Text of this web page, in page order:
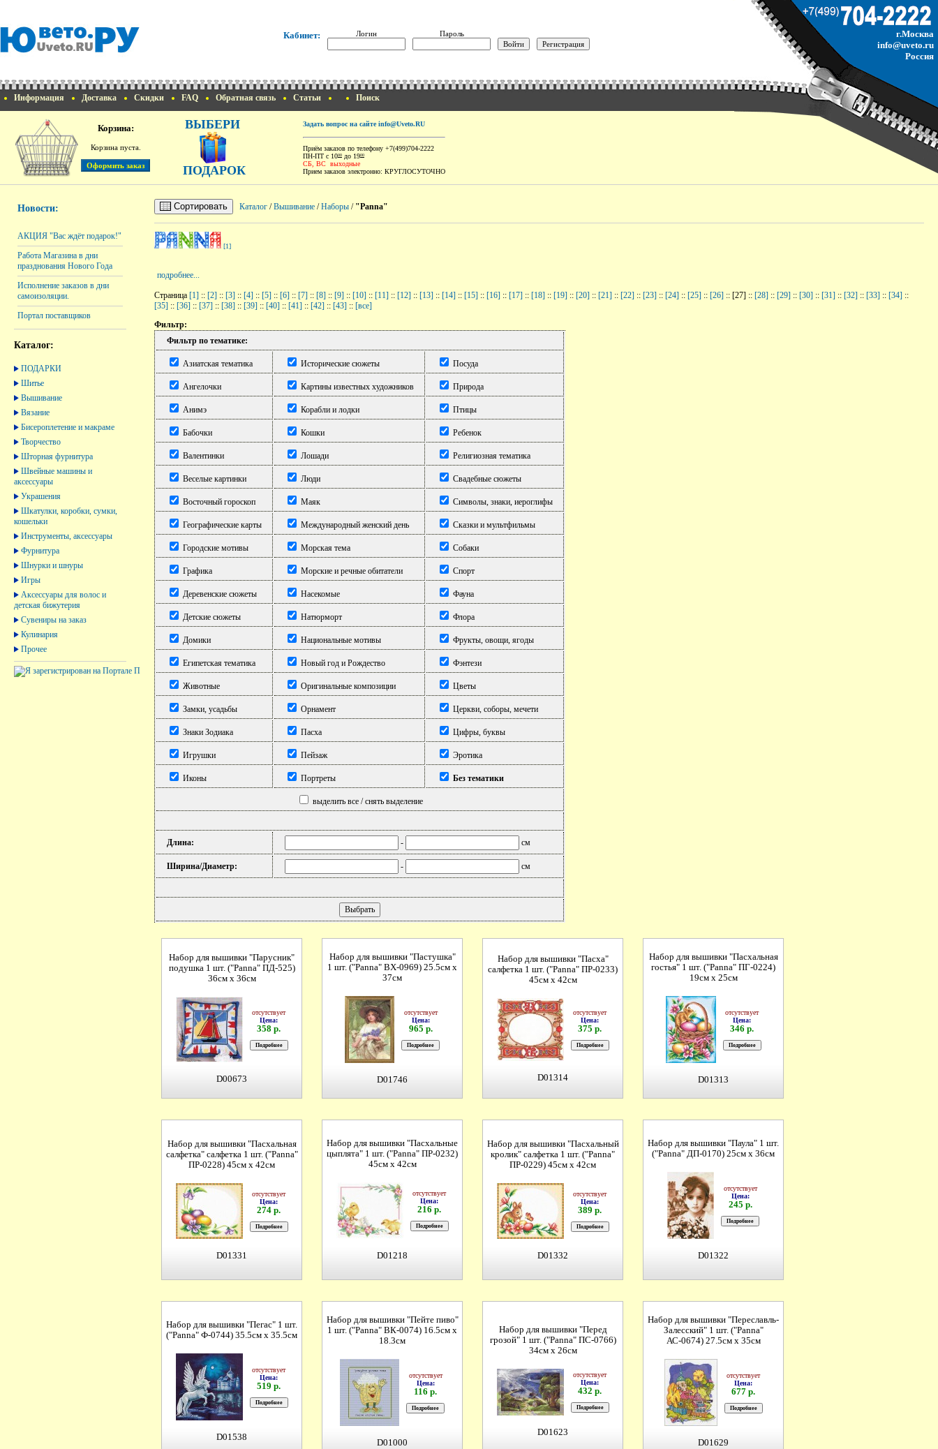
Кабинет: Логин Пароль
г.Москва
info@uveto.ru
Россия
Информация Доставка Скидки FAQ Обратная связь Статьи Поиск
Корзина:
Корзина пуста.
ВЫБЕРИ
ПОДАРОК
Задать вопрос на сайте info@Uveto.RU
Приём заказов по телефону +7(499)704-2222
ПН-ПТ с 1000 до 1900
СБ, ВС выходные
Прием заказов электронно: КРУГЛОСУТОЧНО
Новости:
АКЦИЯ "Вас ждёт подарок!"
Работа Магазина в дни
празднования Нового Года
Исполнение заказов в дни
самоизоляции.
Портал поставщиков
Каталог:
ПОДАРКИ
Шитье
Вышивание
Вязание
Бисероплетение и макраме
Творчество
Шторная фурнитура
Швейные машины и
аксессуары
Украшения
Шкатулки, коробки, сумки,
кошельки
Инструменты, аксессуары
Фурнитура
Шнурки и шнуры
Игры
Аксессуары для волос и
детская бижутерия
Сувениры на заказ
Кулинария
Прочее
Сортировать Каталог /Вышивание /Наборы / "Panna"
[1]
подробнее...
Страница [1] :: [2] :: [3] :: [4] :: [5] :: [6] :: [7] :: [8] :: [9] :: [10] :: [11] :: [12] :: [13] :: [14] :: [15] :: [16] :: [17] :: [18] :: [19] :: [20] :: [21] :: [22] :: [23] :: [24] :: [25] :: [26] :: [27] :: [28] :: [29] :: [30] :: [31] :: [32] :: [33] :: [34] ::
[35] :: [36] :: [37] :: [38] :: [39] :: [40] :: [41] :: [42] :: [43] :: [все]
Фильтр:
Фильтр по тематике:
Азиатская тематика Исторические сюжеты Посуда
Ангелочки Картины известных художников Природа
Анимэ Корабли и лодки Птицы
Бабочки Кошки Ребенок
Валентинки Лошади Религиозная тематика
Веселые картинки Люди Свадебные сюжеты
Восточный гороскоп Маяк Символы, знаки, иероглифы
Географические карты Международный женский день Сказки и мультфильмы
Городские мотивы Морская тема Собаки
Графика Морские и речные обитатели Спорт
Деревенские сюжеты Насекомые Фауна
Детские сюжеты Натюрморт Флора
Домики Национальные мотивы Фрукты, овощи, ягоды
Египетская тематика Новый год и Рождество Фэнтези
Животные Оригинальные композиции Цветы
Замки, усадьбы Орнамент Церкви, соборы, мечети
Знаки Зодиака Пасха Цифры, буквы
Игрушки Пейзаж Эротика
Иконы Портреты Без тематики
выделить все / снять выделение
Длина: - см
Ширина/Диаметр: - см
Набор для вышивки "Парусник"
подушка 1 шт. ("Panna" ПД-525)
36см х 36см
отсутствует
Цена:
358 р.
D00673
Набор для вышивки "Пастушка"
1 шт. ("Panna" ВХ-0969) 25.5см х
37см
отсутствует
Цена:
965 р.
D01746
Набор для вышивки "Пасха"
салфетка 1 шт. ("Panna" ПР-0233)
45см х 42см
отсутствует
Цена:
375 р.
D01314
Набор для вышивки "Пасхальная
гостья" 1 шт. ("Panna" ПГ-0224)
19см х 25см
отсутствует
Цена:
346 р.
D01313
Набор для вышивки "Пасхальная
салфетка" салфетка 1 шт. ("Panna"
ПР-0228) 45см х 42см
отсутствует
Цена:
274 р.
D01331
Набор для вышивки "Пасхальные
цыплята" 1 шт. ("Panna" ПР-0232)
45см х 42см
отсутствует
Цена:
216 р.
D01218
Набор для вышивки "Пасхальный
кролик" салфетка 1 шт. ("Panna"
ПР-0229) 45см х 42см
отсутствует
Цена:
389 р.
D01332
Набор для вышивки "Паула" 1 шт.
("Panna" ДП-0170) 25см х 36см
отсутствует
Цена:
245 р.
D01322
Набор для вышивки "Пегас" 1 шт.
("Panna" Ф-0744) 35.5см х 35.5см
отсутствует
Цена:
519 р.
D01538
Набор для вышивки "Пейте пиво"
1 шт. ("Panna" ВК-0074) 16.5см х
18.3см
отсутствует
Цена:
116 р.
D01000
Набор для вышивки "Перед
грозой" 1 шт. ("Panna" ПС-0766)
34см х 26см
отсутствует
Цена:
432 р.
D01623
Набор для вышивки "Переславль-
Залесский" 1 шт. ("Panna"
АС-0674) 27.5см х 35см
отсутствует
Цена:
677 р.
D01629